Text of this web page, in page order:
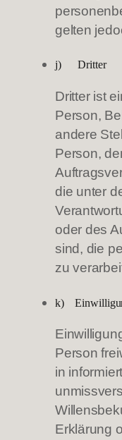
gelten
j) Dritter
Dritter ist
Person,
andere
Person,
die unter
oder des
sind, die
zu
k)
Person
in
Erklärung